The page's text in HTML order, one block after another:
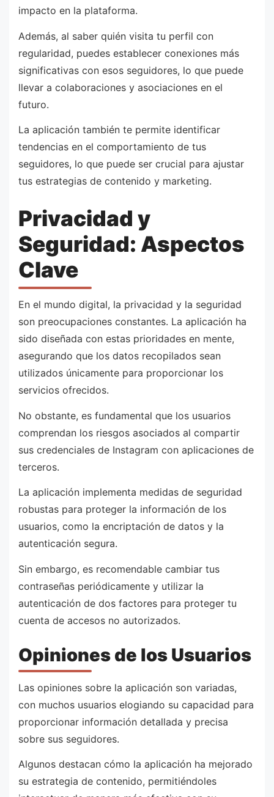
impacto en la plataforma.
Además, al saber quién visita tu perfil con
regularidad, puedes establecer conexiones más
significativas con esos seguidores, lo que puede
llevar a colaboraciones y asociaciones en el
futuro.
La aplicación también te permite identificar
tendencias en el comportamiento de tus
seguidores, lo que puede ser crucial para ajustar
tus estrategias de contenido y marketing.
Privacidad y
Seguridad: Aspectos
Clave
En el mundo digital, la privacidad y la seguridad
son preocupaciones constantes. La aplicación ha
sido diseñada con estas prioridades en mente,
asegurando que los datos recopilados sean
utilizados únicamente para proporcionar los
servicios ofrecidos.
No obstante, es fundamental que los usuarios
comprendan los riesgos asociados al compartir
sus credenciales de Instagram con aplicaciones de
terceros.
La aplicación implementa medidas de seguridad
robustas para proteger la información de los
usuarios, como la encriptación de datos y la
autenticación segura.
Sin embargo, es recomendable cambiar tus
contraseñas periódicamente y utilizar la
autenticación de dos factores para proteger tu
cuenta de accesos no autorizados.
Opiniones de los Usuarios
Las opiniones sobre la aplicación son variadas,
con muchos usuarios elogiando su capacidad para
proporcionar información detallada y precisa
sobre sus seguidores.
Algunos destacan cómo la aplicación ha mejorado
su estrategia de contenido, permitiéndoles